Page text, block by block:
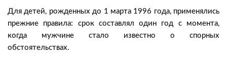
Для детей, рожденных до 1 марта 1996 года, применялись
прежние правила: срок составлял один год с момента,
когда мужчине стало известно о спорных
обстоятельствах.